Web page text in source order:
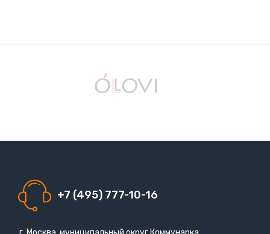
+7 (495) 777-10-16